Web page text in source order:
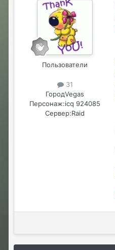
Пользователи
31
ГородVegas
Персонаж:icq 924085
Сервер:Raid